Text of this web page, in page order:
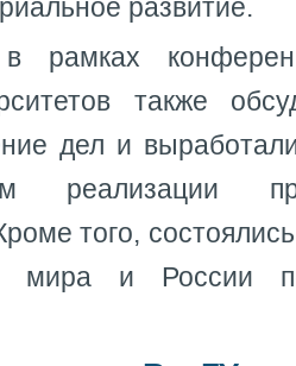
развитие.
рамках
также
дел и
реализации
того,
мира и России